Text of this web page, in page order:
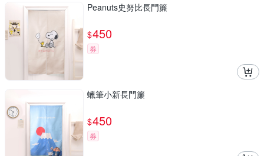
Peanuts史努比長門簾
$450
券
蠟筆小新長門簾
$450
券